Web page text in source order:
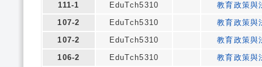
111-1
EduTch5310
教育政策與
107-2
EduTch5310
教育政策與
107-2
EduTch5310
教育政策與
106-2
EduTch5310
教育政策與